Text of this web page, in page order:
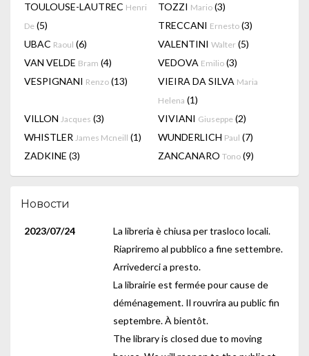
TOULOUSE-LAUTREC Henri
De (5)
TOZZI Mario (3)
TRECCANI Ernesto (3)
UBAC Raoul (6) VALENTINI Walter (5)
VAN VELDE Bram (4) VEDOVA Emilio (3)
VESPIGNANI Renzo (13) VIEIRA DA SILVA Maria
Helena (1)
VILLON Jacques (3) VIVIANI Giuseppe (2)
WHISTLER James Mcneill (1) WUNDERLICH Paul (7)
ZADKINE (3) ZANCANARO Tono (9)
Новости
2023/07/24
La libreria è chiusa per trasloco locali.
Riapriremo al pubblico a fine settembre.
Arrivederci a presto.
La librairie est fermée pour cause de
déménagement. Il rouvrira au public fin
septembre. À bientôt.
The library is closed due to moving